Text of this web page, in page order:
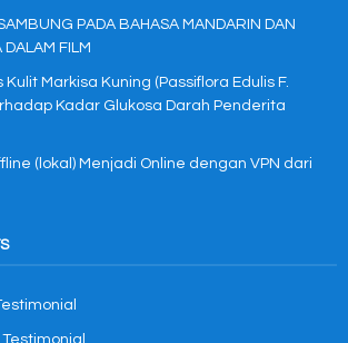
PADA BAHASA MANDARIN DAN
DALAM FILM
Kulit Markisa Kuning (Passiflora Edulis F.
Kadar Glukosa Darah Penderita
(lokal) Menjadi Online dengan VPN dari
Testimonial